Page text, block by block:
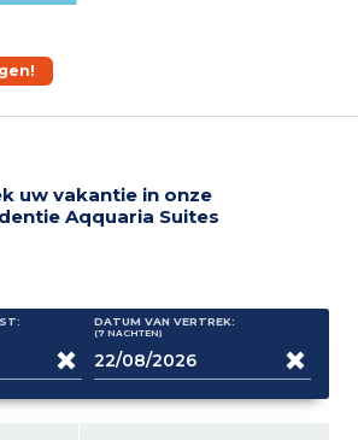
uw vakantie in onze
Aqquaria Suites
DATUM VAN VERTREK:
(7 NACHTEN)